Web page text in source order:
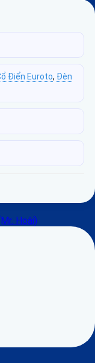
Điển Euroto, Đèn
Hoài)